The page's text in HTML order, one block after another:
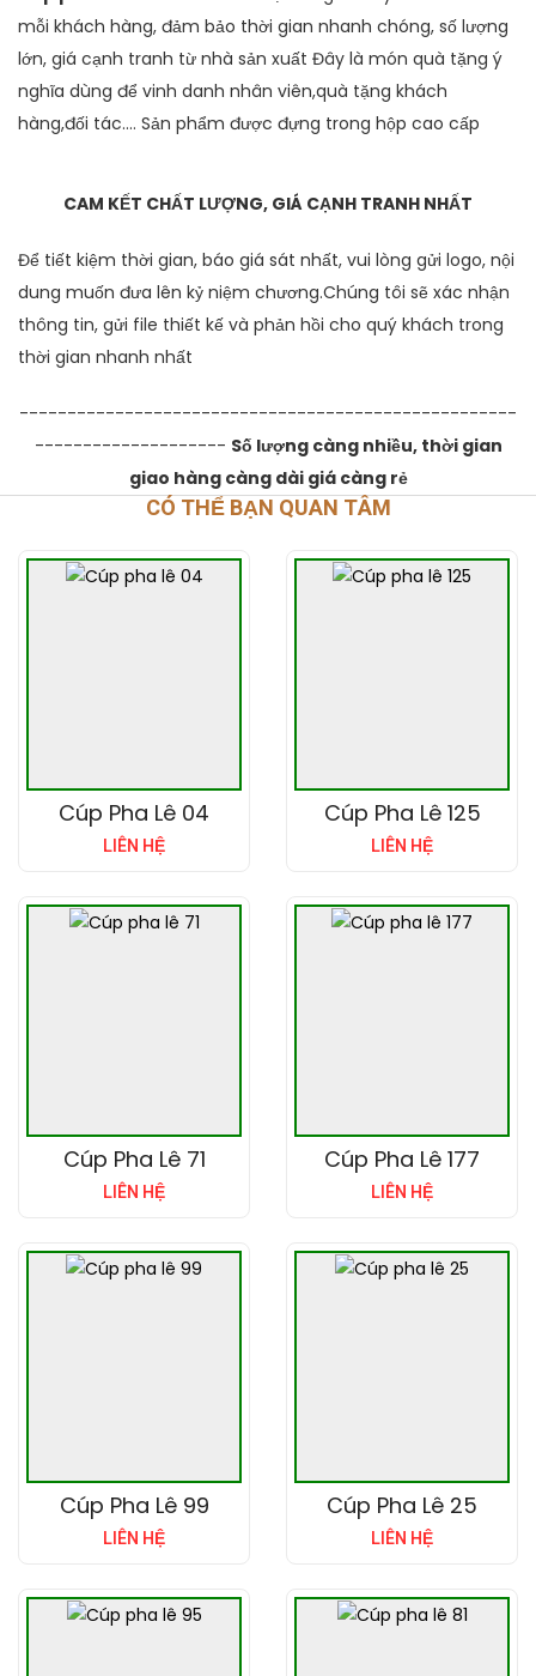
mỗi khách hàng, đảm bảo thời gian nhanh chóng, số lượng
lớn, giá cạnh tranh từ nhà sản xuất Đây là món quà tặng ý
nghĩa dùng để vinh danh nhân viên,quà tặng khách
hàng,đối tác…. Sản phẩm được đựng trong hộp cao cấp
CAM KẾT CHẤT LƯỢNG, GIÁ CẠNH TRANH NHẤT
Để tiết kiệm thời gian, báo giá sát nhất, vui lòng gửi logo, nội
dung muốn đưa lên kỷ niệm chương.Chúng tôi sẽ xác nhận
thông tin, gửi file thiết kế và phản hồi cho quý khách trong
thời gian nhanh nhất
----------------------------------------------------
-------------------- Số lượng càng nhiều, thời gian
giao hàng càng dài giá càng rẻ
CÓ THỂ BẠN QUAN TÂM
Cúp Pha Lê 04
LIÊN HỆ
Cúp Pha Lê 125
LIÊN HỆ
Cúp Pha Lê 71
LIÊN HỆ
Cúp Pha Lê 177
LIÊN HỆ
Cúp Pha Lê 99
LIÊN HỆ
Cúp Pha Lê 25
LIÊN HỆ